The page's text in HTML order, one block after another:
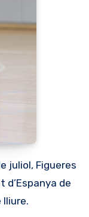
d’Espanya de